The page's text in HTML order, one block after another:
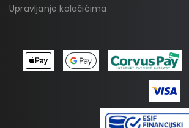
Upravljanje kolačićima